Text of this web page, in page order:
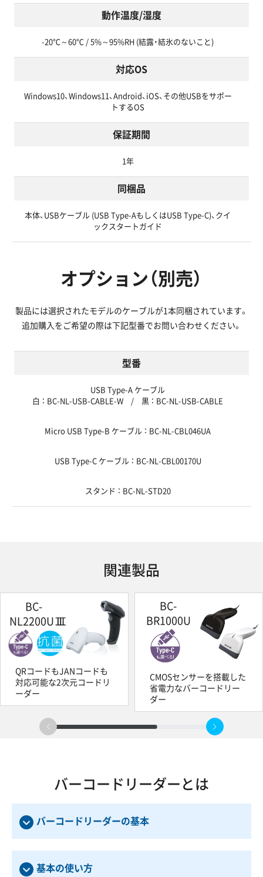
動作温度/湿度
-20℃～60℃ / 5%～95%RH (結露・結氷のないこと)
対応OS
Windows10、Windows11、Android、iOS、その他USBをサポー
トするOS
保証期間
1年
同梱品
本体、USBケーブル (USB Type-AもしくはUSB Type-C)、クイ
ックスタートガイド
オプション（別売）
製品には選択されたモデルのケーブルが1本同梱されています。
追加購入をご希望の際は下記型番でお問い合わせください。
型番
USB Type-A ケーブル
白 ： BC-NL-USB-CABLE-W / 黒 ： BC-NL-USB-CABLE
Micro USB Type-B ケーブル ： BC-NL-CBL046UA
USB Type-C ケーブル ： BC-NL-CBL00170U
スタンド ： BC-NL-STD20
関連製品
BC-
NL2200UⅢ
QRコードもJANコードも
対応可能な2次元コードリ
ーダー
BC-
BR1000U
CMOSセンサーを搭載した
省電力なバーコードリー
ダー
バーコードリーダーとは
バーコードリーダーの基本
基本の使い方